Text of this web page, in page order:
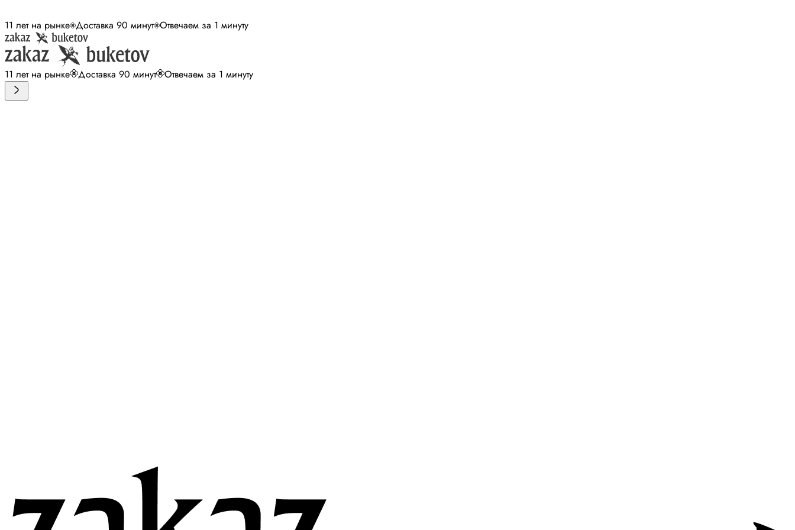
11 лет на рынке Доставка 90 минут Отвечаем за 1 минуту
11 лет на рынке Доставка 90 минут Отвечаем за 1 минуту